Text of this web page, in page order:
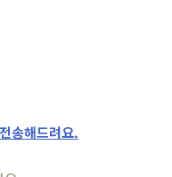
송해드려요.